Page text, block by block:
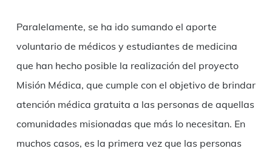
Paralelamente, se ha ido sumando el aporte
voluntario de médicos y estudiantes de medicina
que han hecho posible la realización del proyecto
Misión Médica, que cumple con el objetivo de brindar
atención médica gratuita a las personas de aquellas
comunidades misionadas que más lo necesitan. En
muchos casos, es la primera vez que las personas